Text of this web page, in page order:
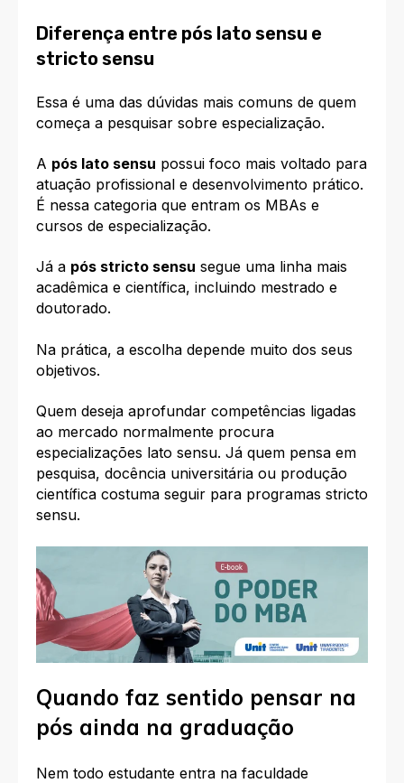
Diferença entre pós lato sensu e
stricto sensu
Essa é uma das dúvidas mais comuns de quem
começa a pesquisar sobre especialização.
A pós lato sensu possui foco mais voltado para
atuação profissional e desenvolvimento prático.
É nessa categoria que entram os MBAs e
cursos de especialização.
Já a pós stricto sensu segue uma linha mais
acadêmica e científica, incluindo mestrado e
doutorado.
Na prática, a escolha depende muito dos seus
objetivos.
Quem deseja aprofundar competências ligadas
ao mercado normalmente procura
especializações lato sensu. Já quem pensa em
pesquisa, docência universitária ou produção
científica costuma seguir para programas stricto
sensu.
Quando faz sentido pensar na
pós ainda na graduação
Nem todo estudante entra na faculdade